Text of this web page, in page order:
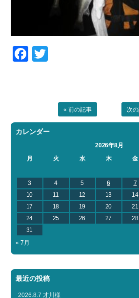
Facebook
« 前の記事 次
カレンダー
2026年8月
月
火 水 木 金
3
4 5 6 7
10
11 12 13 14
17
18 19 20 21
24
25 26 27 28
31
« 7月
最近の投稿
2026.8.7 才川様